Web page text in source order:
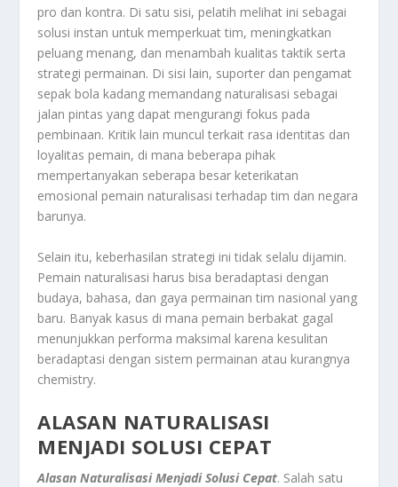
pro dan kontra. Di satu sisi, pelatih melihat ini sebagai
solusi instan untuk memperkuat tim, meningkatkan
peluang menang, dan menambah kualitas taktik serta
strategi permainan. Di sisi lain, suporter dan pengamat
sepak bola kadang memandang naturalisasi sebagai
jalan pintas yang dapat mengurangi fokus pada
pembinaan. Kritik lain muncul terkait rasa identitas dan
loyalitas pemain, di mana beberapa pihak
mempertanyakan seberapa besar keterikatan
emosional pemain naturalisasi terhadap tim dan negara
barunya.
Selain itu, keberhasilan strategi ini tidak selalu dijamin.
Pemain naturalisasi harus bisa beradaptasi dengan
budaya, bahasa, dan gaya permainan tim nasional yang
baru. Banyak kasus di mana pemain berbakat gagal
menunjukkan performa maksimal karena kesulitan
beradaptasi dengan sistem permainan atau kurangnya
chemistry.
ALASAN NATURALISASI
MENJADI SOLUSI CEPAT
Alasan Naturalisasi Menjadi Solusi Cepat. Salah satu